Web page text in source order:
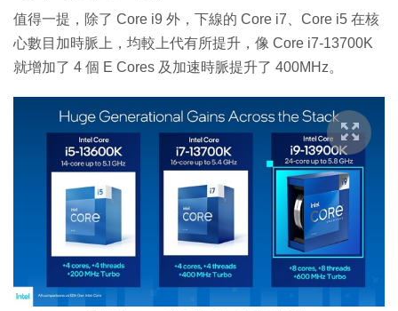
值得一提，除了 Core i9 外，下線的 Core i7、Core i5 在核
心數目加時脈上，均較上代有所提升，像 Core i7-13700K
就增加了 4 個 E Cores 及加速時脈提升了 400MHz。